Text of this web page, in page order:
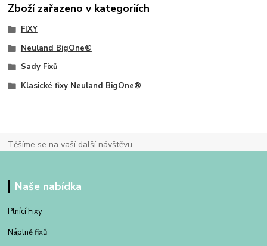
Zboží zařazeno v kategoriích
FIXY
Neuland BigOne®
Sady Fixů
Klasické fixy Neuland BigOne®
Těšíme se na vaší další návštěvu.
Naše nabídka
Plnící Fixy
Náplně fixů